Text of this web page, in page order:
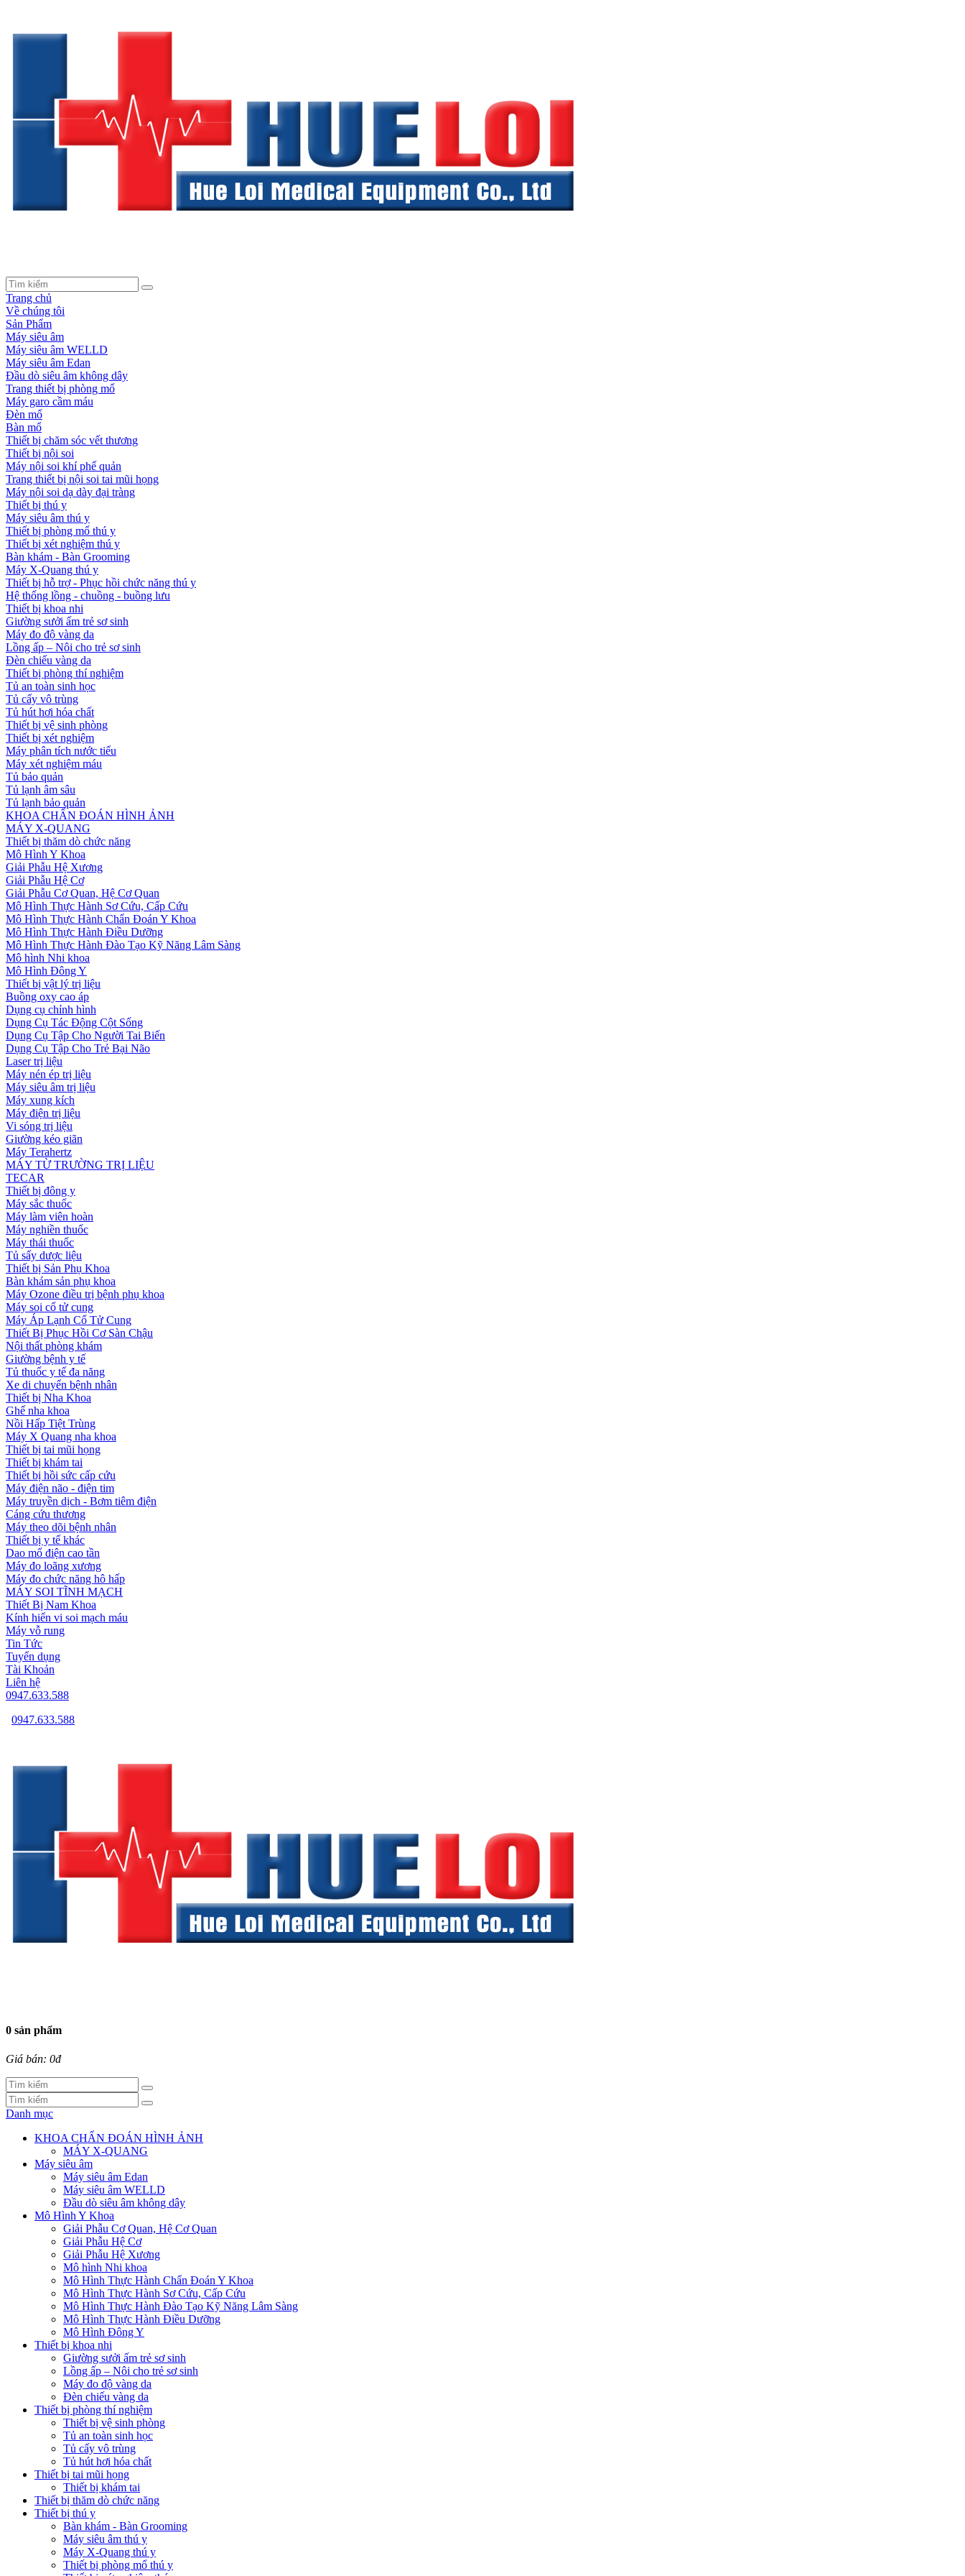
Trang chủ
Về chúng tôi
Sản Phẩm
Máy siêu âm
Máy siêu âm WELLD
Máy siêu âm Edan
Đầu dò siêu âm không dây
Trang thiết bị phòng mổ
Máy garo cầm máu
Đèn mổ
Bàn mổ
Thiết bị chăm sóc vết thương
Thiết bị nội soi
Máy nội soi khí phế quản
Trang thiết bị nội soi tai mũi họng
Máy nội soi dạ dày đại tràng
Thiết bị thú y
Máy siêu âm thú y
Thiết bị phòng mổ thú y
Thiết bị xét nghiệm thú y
Bàn khám - Bàn Grooming
Máy X-Quang thú y
Thiết bị hỗ trợ - Phục hồi chức năng thú y
Hệ thống lồng - chuồng - buồng lưu
Thiết bị khoa nhi
Giường sưởi ấm trẻ sơ sinh
Máy đo độ vàng da
Lồng ấp – Nôi cho trẻ sơ sinh
Đèn chiếu vàng da
Thiết bị phòng thí nghiệm
Tủ an toàn sinh học
Tủ cấy vô trùng
Tủ hút hơi hóa chất
Thiết bị vệ sinh phòng
Thiết bị xét nghiệm
Máy phân tích nước tiểu
Máy xét nghiệm máu
Tủ bảo quản
Tủ lạnh âm sâu
Tủ lạnh bảo quản
KHOA CHẨN ĐOÁN HÌNH ẢNH
MÁY X-QUANG
Thiết bị thăm dò chức năng
Mô Hình Y Khoa
Giải Phẫu Hệ Xương
Giải Phẫu Hệ Cơ
Giải Phẫu Cơ Quan, Hệ Cơ Quan
Mô Hình Thực Hành Sơ Cứu, Cấp Cứu
Mô Hình Thực Hành Chẩn Đoán Y Khoa
Mô Hình Thực Hành Điều Dưỡng
Mô Hình Thực Hành Đào Tạo Kỹ Năng Lâm Sàng
Mô hình Nhi khoa
Mô Hình Đông Y
Thiết bị vật lý trị liệu
Buồng oxy cao áp
Dụng cụ chỉnh hình
Dụng Cụ Tác Động Cột Sống
Dụng Cụ Tập Cho Người Tai Biến
Dụng Cụ Tập Cho Trẻ Bại Não
Laser trị liệu
Máy nén ép trị liệu
Máy siêu âm trị liệu
Máy xung kích
Máy điện trị liệu
Vi sóng trị liệu
Giường kéo giãn
Máy Terahertz
MÁY TỪ TRƯỜNG TRỊ LIỆU
TECAR
Thiết bị đông y
Máy sắc thuốc
Máy làm viên hoàn
Máy nghiền thuốc
Máy thái thuốc
Tủ sấy dược liệu
Thiết bị Sản Phụ Khoa
Bàn khám sản phụ khoa
Máy Ozone điều trị bệnh phụ khoa
Máy soi cổ tử cung
Máy Áp Lạnh Cổ Tử Cung
Thiết Bị Phục Hồi Cơ Sàn Chậu
Nội thất phòng khám
Giường bệnh y tế
Tủ thuốc y tế đa năng
Xe di chuyển bệnh nhân
Thiết bị Nha Khoa
Ghế nha khoa
Nồi Hấp Tiệt Trùng
Máy X Quang nha khoa
Thiết bị tai mũi họng
Thiết bị khám tai
Thiết bị hồi sức cấp cứu
Máy điện não - điện tim
Máy truyền dịch - Bơm tiêm điện
Cáng cứu thương
Máy theo dõi bệnh nhân
Thiết bị y tế khác
Dao mổ điện cao tần
Máy đo loãng xương
Máy đo chức năng hô hấp
MÁY SOI TĨNH MẠCH
Thiết Bị Nam Khoa
Kính hiển vi soi mạch máu
Máy vỗ rung
Tin Tức
Tuyển dụng
Tài Khoản
Liên hệ
0947.633.588
0947.633.588
0 sản phẩm
Giá bán: 0đ
Danh mục
KHOA CHẨN ĐOÁN HÌNH ẢNH
MÁY X-QUANG
Máy siêu âm
Máy siêu âm Edan
Máy siêu âm WELLD
Đầu dò siêu âm không dây
Mô Hình Y Khoa
Giải Phẫu Cơ Quan, Hệ Cơ Quan
Giải Phẫu Hệ Cơ
Giải Phẫu Hệ Xương
Mô hình Nhi khoa
Mô Hình Thực Hành Chẩn Đoán Y Khoa
Mô Hình Thực Hành Sơ Cứu, Cấp Cứu
Mô Hình Thực Hành Đào Tạo Kỹ Năng Lâm Sàng
Mô Hình Thực Hành Điều Dưỡng
Mô Hình Đông Y
Thiết bị khoa nhi
Giường sưởi ấm trẻ sơ sinh
Lồng ấp – Nôi cho trẻ sơ sinh
Máy đo độ vàng da
Đèn chiếu vàng da
Thiết bị phòng thí nghiệm
Thiết bị vệ sinh phòng
Tủ an toàn sinh học
Tủ cấy vô trùng
Tủ hút hơi hóa chất
Thiết bị tai mũi họng
Thiết bị khám tai
Thiết bị thăm dò chức năng
Thiết bị thú y
Bàn khám - Bàn Grooming
Máy siêu âm thú y
Máy X-Quang thú y
Thiết bị phòng mổ thú y